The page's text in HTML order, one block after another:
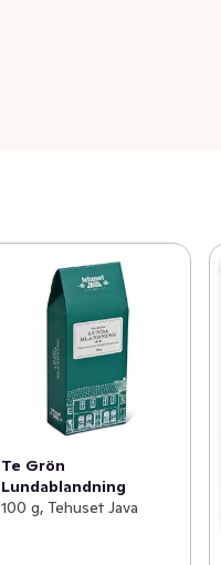
Te Grön
Lundablandning
100 g, Tehuset Java